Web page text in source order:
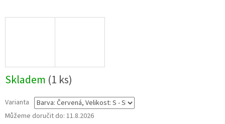
Skladem (1 ks)
Varianta
Můžeme doručit do: 11.8.2026